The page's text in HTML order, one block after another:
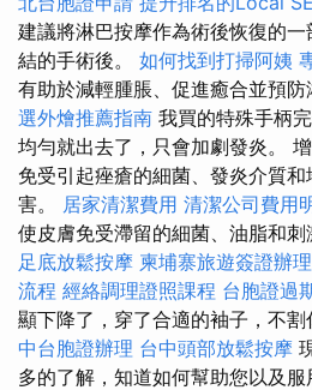
建議將淋巴按摩作為術後恢復的
結的手術後。 如何找到打掃阿姨
有助於減輕腫脹、促進癒合並預防
選外燴推薦指南 我買的特殊手柄
均勻就出去了，只會加劇發炎。
免受引起痤瘡的細菌、發炎介質
害。 居家清潔費用 清潔公司費用
使皮膚免受滯留的細菌、油脂和刺
足底放鬆按摩 柬埔寨旅遊簽證辦理
流程 經絡調理證照課程 台胞證過
顯下降了，穿了合適的袖子，不割
中台胞證辦理 台中頭部放鬆按摩
多的了解，知道如何幫助您以及服